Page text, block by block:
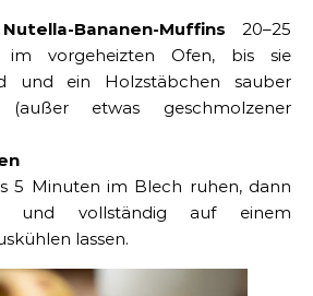
Nutella-Bananen-Muffins 20–25
im vorgeheizten Ofen, bis sie
und ein Holzstäbchen sauber
(außer etwas geschmolzener
5 Minuten im Blech ruhen, dann
und vollständig auf einem
lassen.